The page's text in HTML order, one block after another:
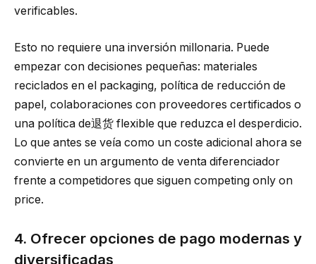
verificables.
Esto no requiere una inversión millonaria. Puede
empezar con decisiones pequeñas: materiales
reciclados en el packaging, política de reducción de
papel, colaboraciones con proveedores certificados o
una política de退货 flexible que reduzca el desperdicio.
Lo que antes se veía como un coste adicional ahora se
convierte en un argumento de venta diferenciador
frente a competidores que siguen competing only on
price.
4. Ofrecer opciones de pago modernas y
diversificadas